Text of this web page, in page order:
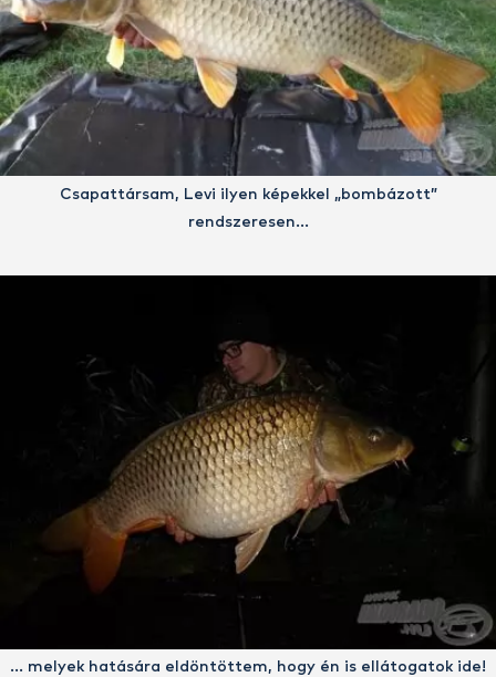
Csapattársam, Levi ilyen képekkel „bombázott”
rendszeresen…
… melyek hatására eldöntöttem, hogy én is ellátogatok ide!